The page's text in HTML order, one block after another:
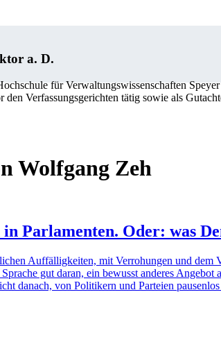
a. D.
für Verwaltungswissenschaften
Verfassungsgerichten tätig sowie als
Wolfgang Zeh
Parlamenten. Oder: was
Auffälligkeiten, mit Verrohungen und
gut daran, ein bewusst anderes
danach, von Politikern und Parteien